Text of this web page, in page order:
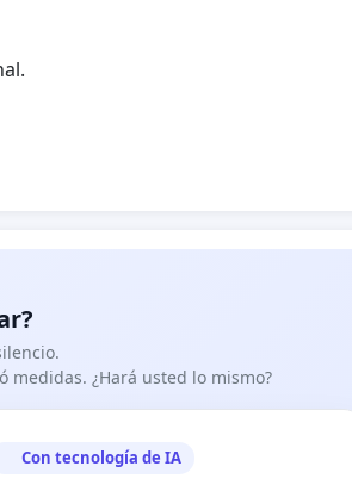
medidas. ¿Hará usted lo mismo?
Con tecnología de IA